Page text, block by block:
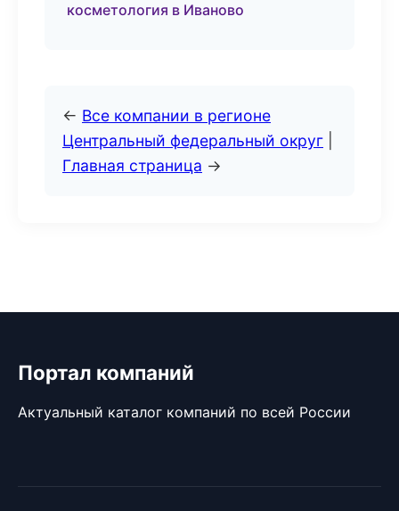
косметология в Иваново
← Все компании в регионе
Центральный федеральный округ
Главная страница →
Портал компаний
Актуальный каталог компаний по всей России